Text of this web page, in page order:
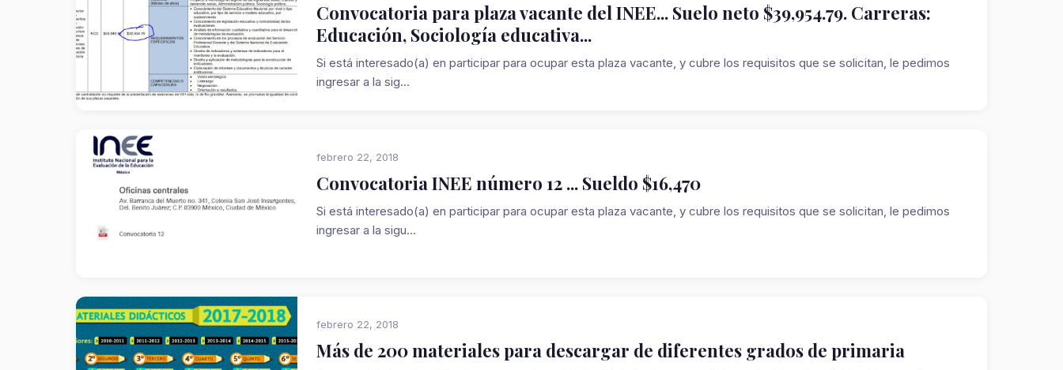
Convocatoria para plaza vacante del INEE... Suelo neto $39,954.79. Carreras:
Educación, Sociología educativa...
Si está interesado(a) en participar para ocupar esta plaza vacante, y cubre los requisitos que se solicitan, le pedimos
ingresar a la sig...
febrero 22, 2018
Convocatoria INEE número 12 ... Sueldo $16,470
Si está interesado(a) en participar para ocupar esta plaza vacante, y cubre los requisitos que se solicitan, le pedimos
ingresar a la sigu...
febrero 22, 2018
Más de 200 materiales para descargar de diferentes grados de primaria